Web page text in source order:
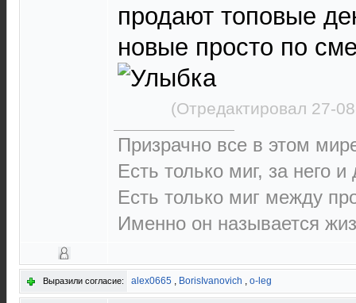
продают топовые
новые просто по
(Отредактировал 27-
Призрачно все в этом
Есть только миг, за него
Есть только миг между
Именно он называется
Выразили согласие: alex0665 , BorisIvanovich , o-leg